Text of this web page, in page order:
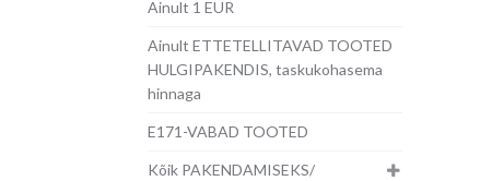
Ainult 1 EUR
Ainult ETTETELLITAVAD TOOTED
HULGIPAKENDIS, taskukohasema
hinnaga
E171-VABAD TOOTED
Kõik PAKENDAMISEKS/